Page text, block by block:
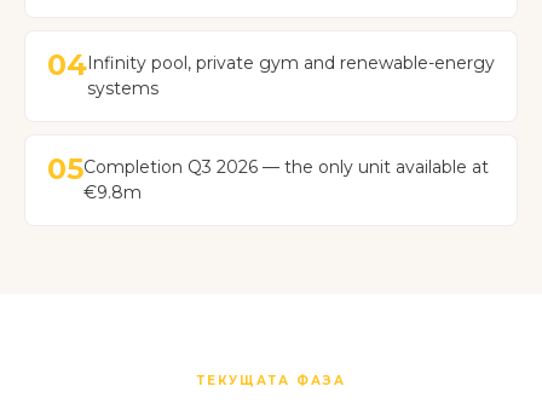
04Infinity pool, private gym and renewable-energy
systems
05Completion Q3 2026 — the only unit available at
€9.8m
ТЕКУЩАТА ФАЗА